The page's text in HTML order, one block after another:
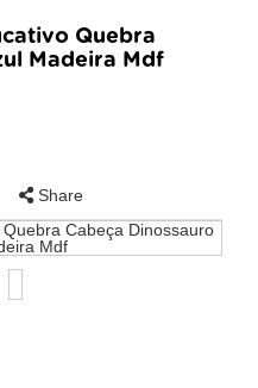
Quebra
Madeira Mdf
Share